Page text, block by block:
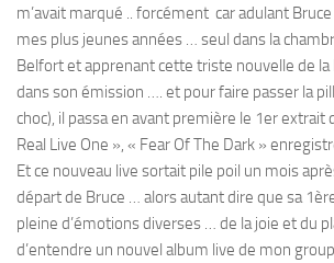
m’avait marqué .. forcément car adulant
mes plus jeunes années … seul dans la
Belfort et apprenant cette triste nouvelle de
dans son émission …. et pour faire passer la
choc), il passa en avant première le 1er extrait
Real Live One », « Fear Of The Dark »
Et ce nouveau live sortait pile poil un mois
départ de Bruce … alors autant dire que sa
pleine d’émotions diverses … de la joie et du
d’entendre un nouvel album live de mon